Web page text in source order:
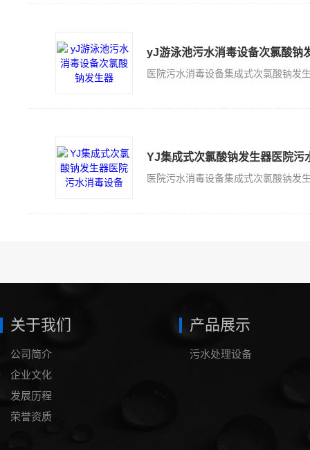
yJ游泳池污水消毒设备次氯酸钠
YJ集成式次氯酸钠发生器医院污
关于我们
公司简介
企业文化
发展历程
荣誉资质
产品展示
污水处理设备